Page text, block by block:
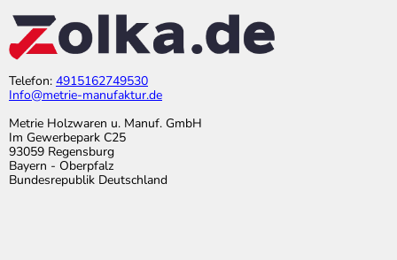
Telefon: 4915162749530
Info@metrie-manufaktur.de
Metrie Holzwaren u. Manuf. GmbH
Im Gewerbepark C25
93059 Regensburg
Bayern - Oberpfalz
Bundesrepublik Deutschland